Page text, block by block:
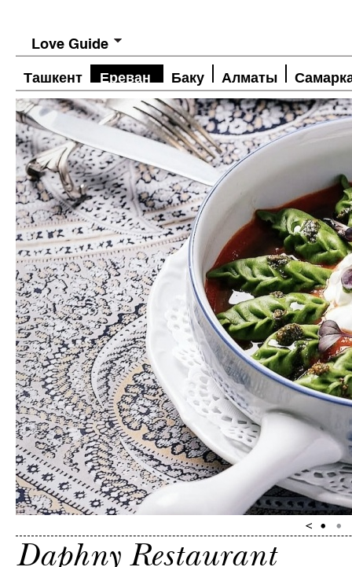
Love Guide
Ташкент Ереван Баку Алматы
Daphny Restaurant